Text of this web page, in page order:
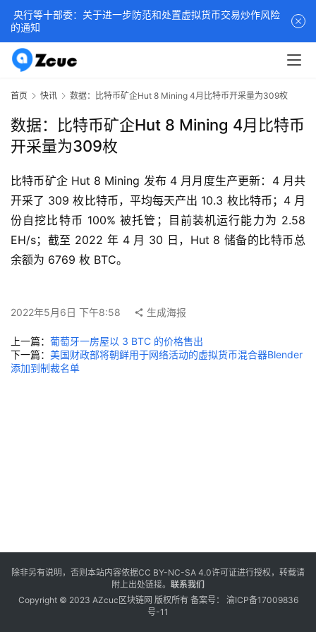
首页 快讯 数据：比特币矿企Hut 8 Mining 4月比特币开采量为309枚
数据：比特币矿企Hut 8 Mining 4月比特币
开采量为309枚
比特币矿企 Hut 8 Mining 发布 4 月月度生产更新：4 月共
开采了 309 枚比特币，平均每天产出 10.3 枚比特币；4 月
份自挖比特币 100% 被托管；目前装机运行能力为 2.58
EH/s；截至 2022 年 4 月 30 日，Hut 8 储备的比特币总
余额为 6769 枚 BTC。
2022年5月6日 下午8:58 生成海报
上一篇： 葡萄牙一房屋以 3 BTC 的价格售出
下一篇： 美国财政部将朝鲜用于网络活动的虚拟货币混合器Blender
添加到制裁名单
除非另有说明，否则本站内容依据CC BY-NC-SA 4.0许可证进行授权，转载请
附上出处链接。 联系我们
Copyright © 2023 AZcuc区块链网 版权所有 备案号： 渝ICP备17009836
号-11
央行等十部委：关于进一步防范和处置虚拟货币交易炒作风险
的通知